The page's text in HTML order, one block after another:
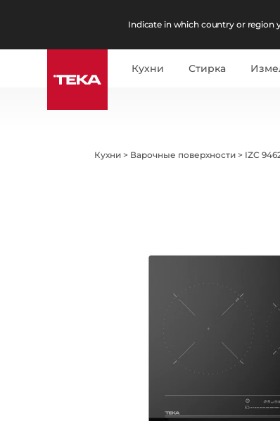
Indicate in which country or region
Кухни Стирка
Кухни > Варочные поверхности > IZC